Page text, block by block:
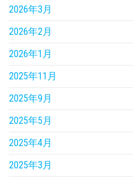
2026年3月
2026年2月
2026年1月
2025年11月
2025年9月
2025年5月
2025年4月
2025年3月